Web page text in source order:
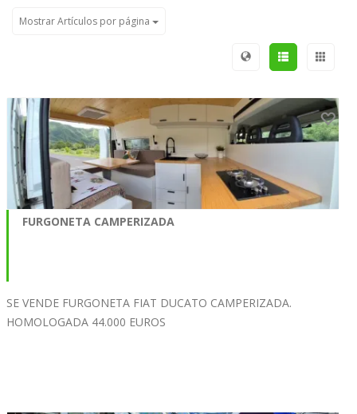
Mostrar Artículos por página
FURGONETA CAMPERIZADA
SE VENDE FURGONETA FIAT DUCATO CAMPERIZADA.
HOMOLOGADA 44.000 EUROS